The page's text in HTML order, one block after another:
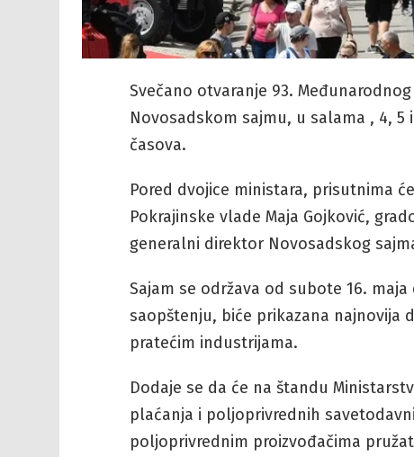
Svečano otvaranje 93.
Novosadskom sajmu, u salama , 4, 5
časova.
Pored dvojice ministara, prisutnima
Pokrajinske vlade Maja Gojković,
generalni direktor Novosadskog
Sajam se održava od subote 16.
saopštenju, biće prikazana
pratećim industrijama.
Dodaje se da će na štandu
plaćanja i poljoprivrednih
poljoprivrednim proizvođačima